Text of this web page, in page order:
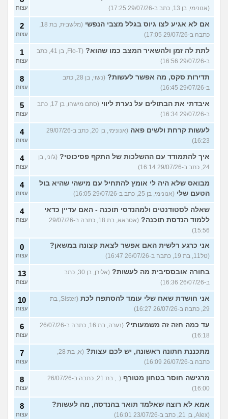
(אנונימי, בן 13, כתב ב-29/07/26 17:25) עצות
אם לא אגיע לצו גיוס בגלל מצבי הנפשי
כתבה ב-29/07/26 17:05)
2
עצות
לתת לה זמן ולהשאיר המצב כמו שהוא?
(Flo-T, בן 41, כתב
ב-29/07/26 16:56)
1
עצות
תדירות סקס, מה אפשר לעשות?
(נשוי, בן 28, כתב
ב-29/07/26 16:45)
8
עצות
איבדתי את הבתולים על נערת ליווי
(סתם מישהו, בן 17, כתב
ב-29/07/26 16:34)
5
עצות
לעשות קרחת ולשים פאה
(אנונימי, בן 20, כתב ב-29/07/26
16:23)
4
עצות
איך להתמודד עם ההשלכות של התקף פסיכוטי? (ג'וני, בן
24, כתב ב-29/07/26 16:14)
4
עצות
מבואס שלא היה לי אומץ להתחיל עם מישהי שהיא בול
הטעם שלי (אנונימי, בן 25, כתב ב-29/07/26 16:05)
4
עצות
שאלה לסטודנטים ולמהנדסי תוכנה - האם עדיין כדאי
ללמוד הנדסת תוכנה?
(אסראא, בת 18, כתבה ב-29/07/26
15:56)
4
עצות
אני כרגע רלשית האם אפשר לצאת קצונה במשאן?
(טל11, בת 19, כתבה ב-26/07/26 16:47)
0
עצות
בחורה אובססיבית מה לעשות?
(אלירן, בן 30, כתב
ב-26/07/26 16:36)
13
עצות
אני חושדת שאח שלי עומד להסתפח לכת
(Sister, בת
29, כתבה ב-26/07/26 16:27)
10
עצות
עד כמה חזה זה משמעותי?
(נערה, בת 16, כתבה ב-26/07/26
16:18)
6
עצות
מתכננת חתונה ראשונה, יש לכם עצות?
כתבה ב-26/07/26 16:09)
7
עצות
מרגישה חוסר בטחון מטורף
(.., בת 21, כתבה ב-26/07/26
16:00)
8
עצות
אמא לא רוצה שאלמד תואר בהנדסה, מה לעשות?
(Alex, בן 21, כתב ב-23/07/26 16:01)
8
עצות